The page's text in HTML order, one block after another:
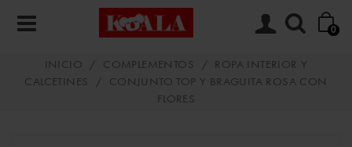
0
INICIO / COMPLEMENTOS /
ROPA INTERIOR Y
CALCETINES
/
CONJUNTO TOP Y BRAGUITA ROSA CON
FLORES